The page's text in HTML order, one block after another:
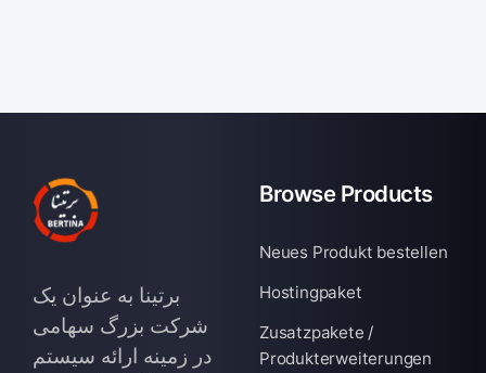
برتینا به عنوان یک
شرکت بزرگ سهامی
در زمینه ارائه سیستم
Browse Products
Neues Produkt bestellen
Hostingpaket
Zusatzpakete /
Produkterweiterungen